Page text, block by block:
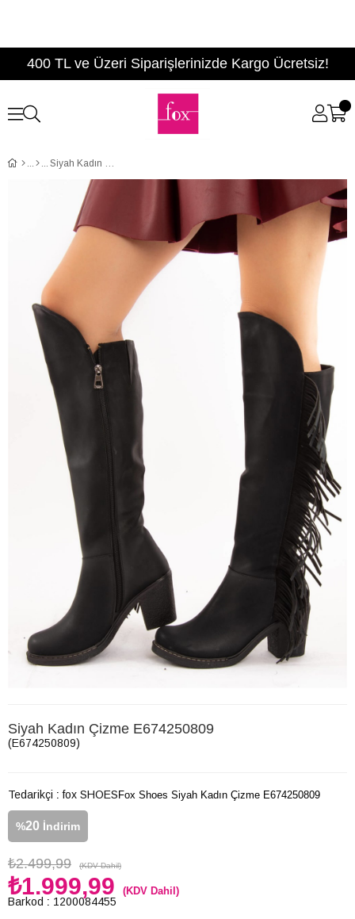
400 TL ve Üzeri Siparişlerinizde Kargo Ücretsiz!
Siyah Kadın Çizme E674250809
Siyah Kadın Çizme E674250809
(E674250809)
Tedarikçi : fox SHOES
%20 İndirim
₺2.499,99 (KDV Dahil)
₺1.999,99 (KDV Dahil)
Barkod : 1200084455
Fox Shoes Siyah Kadın Çizme E674250809